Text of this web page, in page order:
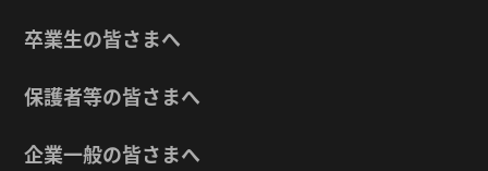
卒業生の皆さまへ
保護者等の皆さまへ
企業一般の皆さまへ